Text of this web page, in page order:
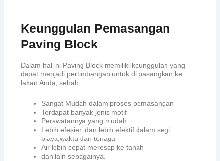
Keunggulan Pemasangan
Paving Block
Dalam hal ini Paving Block memiliki keunggulan yang
dapat menjadi pertimbangan untuk di pasangkan ke
lahan Anda, sebab :
Sangat Mudah dalam proses pemasangan
Terdapat banyak jenis motif
Perawatannya yang mudah
Lebih efesien dan lebih efektif dalam segi
biaya,waktu dan tenaga
Air lebih cepat meresap ke tanah
dan lain sebagainya.